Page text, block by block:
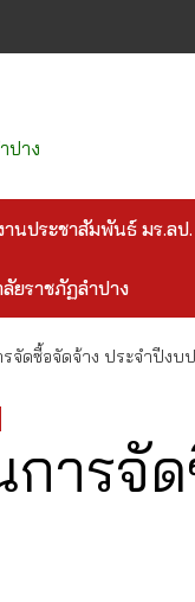
ปาง
านประชาสัมพันธ์ มร.ลป.
ยราชภัฏลำปาง
รจัดซื้อจัดจ้าง ประจำปีง
การจั